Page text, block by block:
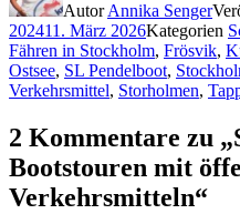
AutorAnnika Senger
202411. März 2026Kategorien
Fähren in Stockholm, Frösvik,
Ostsee, SL Pendelboot,
Verkehrsmittel, Storholmen,
2 Kommentare zu
Bootstouren mit
Verkehrsmitteln“